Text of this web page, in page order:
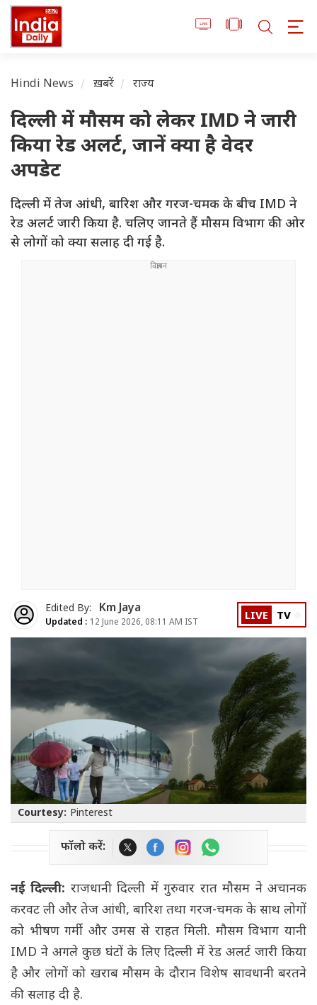
Hindi News ख़बरें राज्य
दिल्ली में मौसम को लेकर IMD ने जारी
किया रेड अलर्ट, जानें क्या है वेदर
अपडेट
दिल्ली में तेज आंधी, बारिश और गरज-चमक के बीच IMD ने
रेड अलर्ट जारी किया है. चलिए जानते हैं मौसम विभाग की ओर
से लोगों को क्या सलाह दी गई है.
Edited By: Km Jaya
Updated : 12 June 2026, 08:11 AM IST LIVE TV
Courtesy: Pinterest
फॉलो करें:
नई दिल्ली: राजधानी दिल्ली में गुरुवार रात मौसम ने अचानक
करवट ली और तेज आंधी, बारिश तथा गरज-चमक के साथ लोगों
को भीषण गर्मी और उमस से राहत मिली. मौसम विभाग यानी
IMD ने अगले कुछ घंटों के लिए दिल्ली में रेड अलर्ट जारी किया
है और लोगों को खराब मौसम के दौरान विशेष सावधानी बरतने
की सलाह दी है.